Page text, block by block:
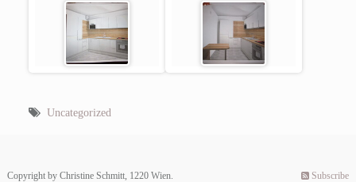
Uncategorized
Copyright by Christine Schmitt, 1220 Wien. Subscribe